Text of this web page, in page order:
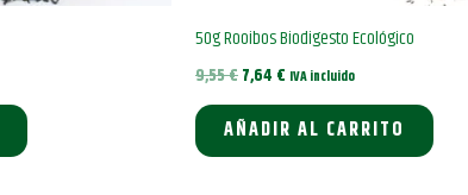
50g Rooibos Biodigesto Ecológico
9,55€El
original
era:
9,55 €.
7,64 € El
actual
es:
7,64 €.
IVA incluido
AÑADIR AL CARRITO